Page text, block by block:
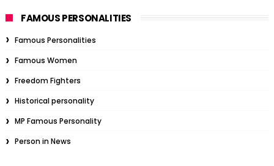
FAMOUS PERSONALITIES
Famous Personalities
Famous Women
Freedom Fighters
Historical personality
MP Famous Personality
Person in News